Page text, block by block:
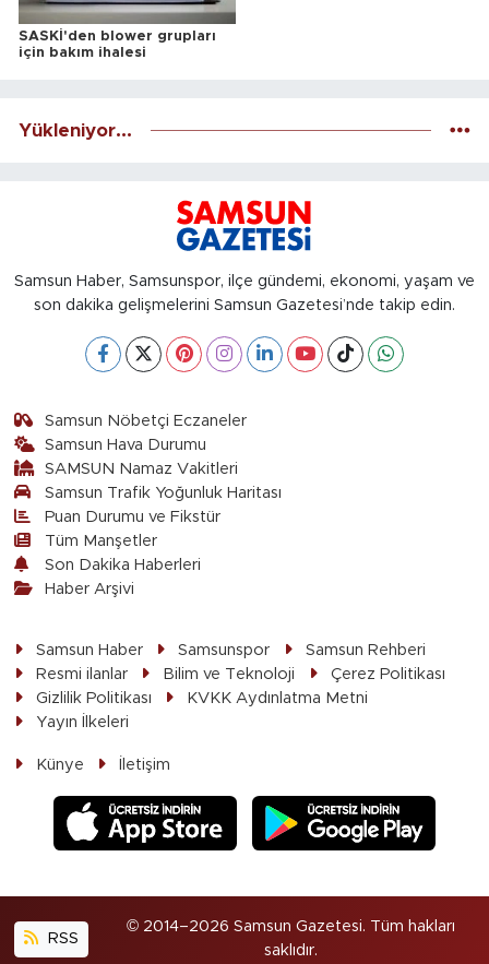
SASKİ'den blower grupları
için bakım ihalesi
Yükleniyor...
Samsun Haber, Samsunspor, ilçe gündemi, ekonomi, yaşam ve
son dakika gelişmelerini Samsun Gazetesi’nde takip edin.
Samsun Nöbetçi Eczaneler
Samsun Hava Durumu
SAMSUN Namaz Vakitleri
Samsun Trafik Yoğunluk Haritası
Puan Durumu ve Fikstür
Tüm Manşetler
Son Dakika Haberleri
Haber Arşivi
Samsun Haber Samsunspor
Samsun Rehberi
Resmi ilanlar
Bilim ve Teknoloji
Çerez Politikası
Gizlilik Politikası
KVKK Aydınlatma Metni
Yayın İlkeleri
Künye İletişim
RSS
© 2014–2026 Samsun Gazetesi. Tüm hakları
saklıdır.